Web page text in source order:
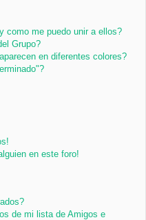
como me puedo unir a ellos?
Grupo?
en diferentes colores?
en este foro!
de mi lista de Amigos e